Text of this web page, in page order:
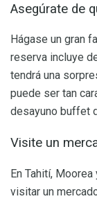
Asegúrate de
Hágase un gran
reserva incluye
tendrá una
puede ser tan
desayuno buffet
Visite un
En Tahití,
visitar un